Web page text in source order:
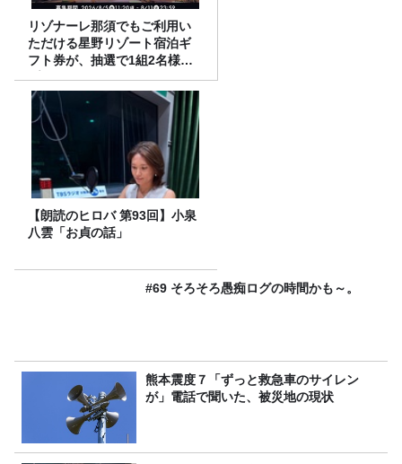
リゾナーレ那須でもご利用い
ただける星野リゾート宿泊ギ
フト券が、抽選で1組2名様に
プレゼント！
【朗読のヒロバ 第93回】小泉
八雲「お貞の話」
#69 そろそろ愚痴ログの時間かも～。
熊本震度７「ずっと救急車のサイレン
が」電話で聞いた、被災地の現状